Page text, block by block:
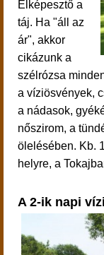
E lképesztő a
táj. Ha "áll az
ár", akkor
cikázunk a
szélrózsa
a víziösvények,
a nádasok,
nőszirom, a
ölelésében. Kb.
helyre, a
A 2-ik napi